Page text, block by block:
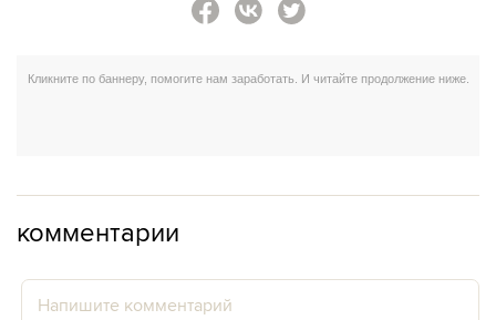
комментарии